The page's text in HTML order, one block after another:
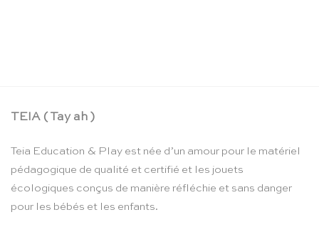
TEIA ( Tay ah )
Teia Education & Play est née d’un amour pour le matériel
pédagogique de qualité et certifié et les jouets
écologiques conçus de manière réfléchie et sans danger
pour les bébés et les enfants.